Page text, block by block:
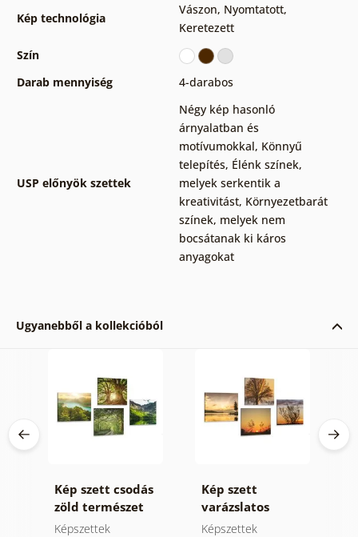
Kép technológia
Vászon, Nyomtatott,
Keretezett
Szín
Darab mennyiség
4-darabos
USP előnyök szettek
Négy kép hasonló
árnyalatban és
motívumokkal, Könnyű
telepítés, Élénk színek,
melyek serkentik a
kreativitást, Környezetbarát
színek, melyek nem
bocsátanak ki káros
anyagokat
Ugyanebből a kollekcióból
Kép szett csodás
zöld természet
Képszettek
Kép szett
varázslatos
természet
Képszettek